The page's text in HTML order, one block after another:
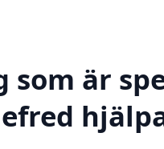
som är